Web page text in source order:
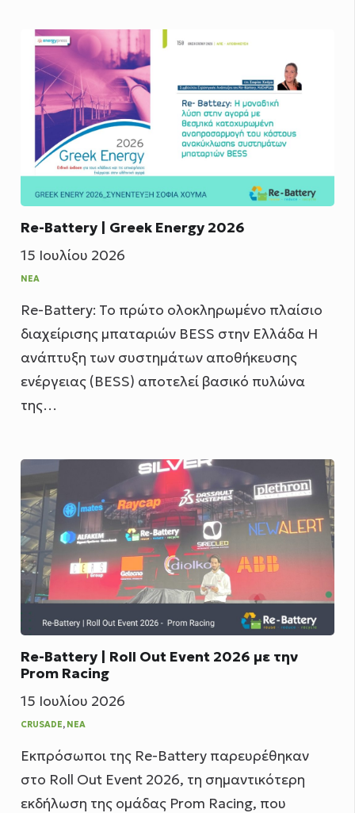
Re-Battery | Greek Energy 2026
15 Ιουλίου 2026
ΝΈΑ
Re-Battery: Το πρώτο ολοκληρωμένο πλαίσιο
διαχείρισης μπαταριών BESS στην Ελλάδα Η
ανάπτυξη των συστημάτων αποθήκευσης
ενέργειας (BESS) αποτελεί βασικό πυλώνα
της…
Re-Battery | Roll Out Event 2026 με την
Prom Racing
15 Ιουλίου 2026
CRUSADE, ΝΈΑ
Εκπρόσωποι της Re-Battery παρευρέθηκαν
στο Roll Out Event 2026, τη σημαντικότερη
εκδήλωση της ομάδας Prom Racing, που